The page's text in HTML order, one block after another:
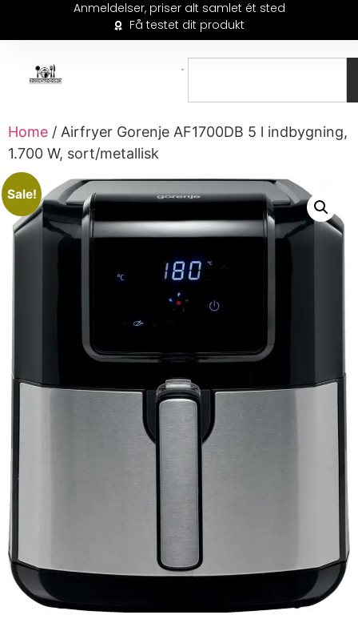
Anmeldelser, priser alt samlet ét sted
Få testet dit produkt
Home / Airfryer Gorenje AF1700DB 5 l indbygning,
1.700 W, sort/metallisk
Sale!